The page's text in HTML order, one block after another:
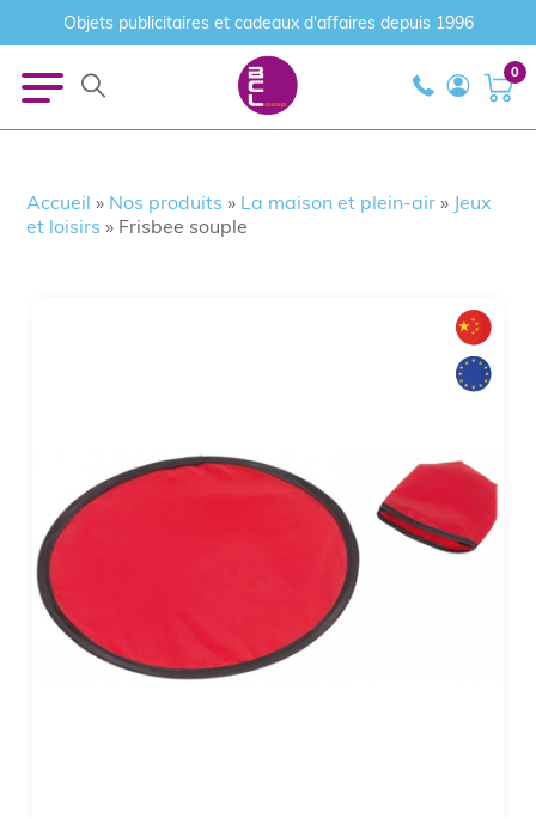
Objets publicitaires et cadeaux d'affaires depuis 1996
0
Accueil » Nos produits » La maison et plein-air » Jeux
et loisirs » Frisbee souple